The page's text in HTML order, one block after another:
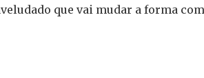
que vai mudar a forma